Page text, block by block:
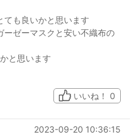
ても良いかと思います
ーゼーマスクと安い不織布の
と思います
いいね！ 0
2023-09-20 10:36:15